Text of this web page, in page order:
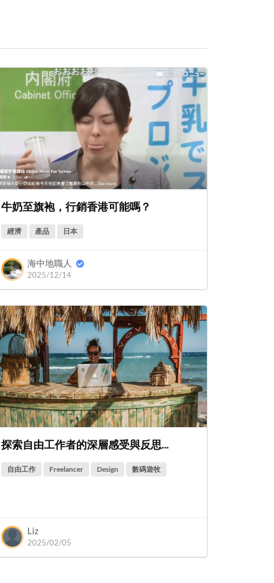
牛奶至旗袍，行銷香港可能嗎？
經濟 產品 日本
海中地職人
2025/12/14
探索自由工作者的深層感受與反思...
自由工作 Freelancer Design 數碼遊牧
Liz
2025/02/05